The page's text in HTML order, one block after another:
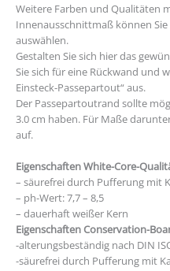
Weitere Farben und Qualitäten
Innenausschnittmaß können Sie
auswählen.
Gestalten Sie sich hier das
Sie sich für eine Rückwand und
Einsteck-Passepartout“ aus.
Der Passepartoutrand sollte
3.0 cm haben. Für Maße
auf.
Eigenschaften White-Core-
– säurefrei durch Pufferung mit
– ph-Wert: 7,7 – 8,5
– dauerhaft weißer Kern
Eigenschaften Conservation-
-alterungsbeständig nach DIN
-säurefrei durch Pufferung mit